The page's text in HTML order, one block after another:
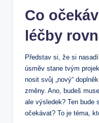
Co
léčby
Představ si, že si
úsměv stane tvým
nosit svůj „nový“
změny. Ano, budeš
ale výsledek? Ten bude
očekávat? To je téma,